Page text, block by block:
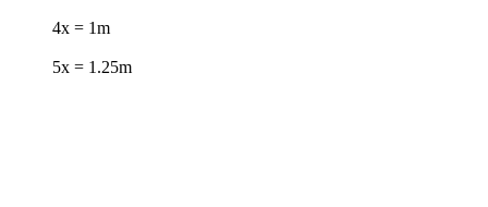
4x = 1m
5x = 1.25m